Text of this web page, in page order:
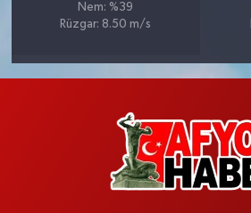
Nem: %39
Rüzgar: 8.50 m/s